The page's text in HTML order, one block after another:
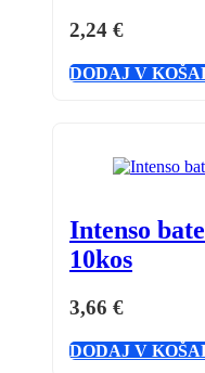
2,24 €
DODAJ V
Intenso
10kos
3,66 €
DODAJ V